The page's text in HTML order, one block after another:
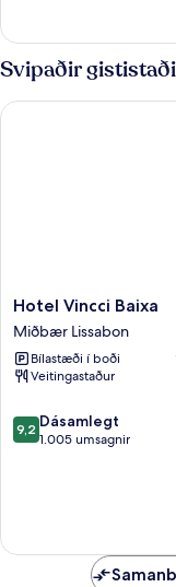
herbergi
fyrir
tvo
Svipaðir
Hotel
Vincci
Baixa
Miðbær
Lissabon
Hotel Vincci Baixa
Miðbær Lissabon
Bílastæði í boði
Veitingastaður
9.2
af
9,2 Dásamlegt
1.005 umsagnir
Hotel Vincci Baixa